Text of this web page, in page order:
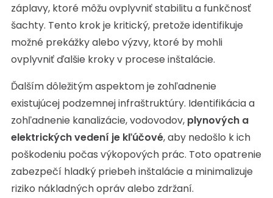
záplavy, ktoré môžu ovplyvniť stabilitu a funkčnosť
šachty. Tento krok je kritický, pretože identifikuje
možné prekážky alebo výzvy, ktoré by mohli
ovplyvniť ďalšie kroky v procese inštalácie.
Ďalším dôležitým aspektom je zohľadnenie
existujúcej podzemnej infraštruktúry. Identifikácia a
zohľadnenie kanalizácie, vodovodov, plynových a
elektrických vedení je kľúčové, aby nedošlo k ich
poškodeniu počas výkopových prác. Toto opatrenie
zabezpečí hladký priebeh inštalácie a minimalizuje
riziko nákladných opráv alebo zdržaní.